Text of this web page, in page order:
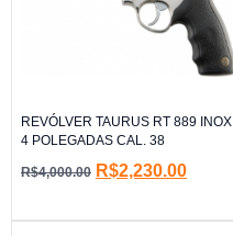
REVÓLVER TAURUS RT 889 INOX
4 POLEGADAS CAL. 38
R$4,000.00 R$2,230.00